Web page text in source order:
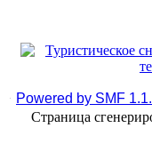
Powered by SMF
Страница